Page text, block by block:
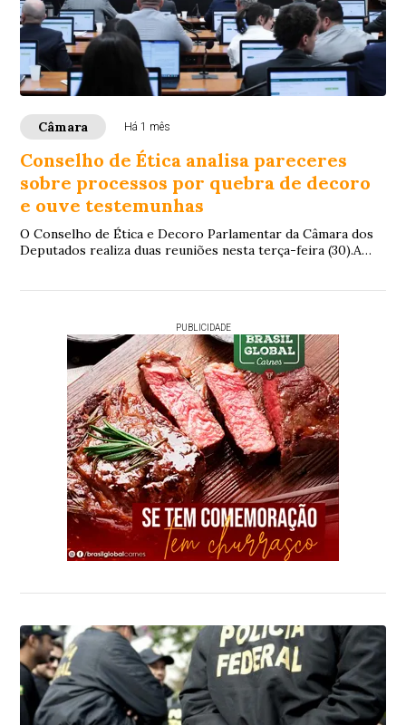
Câmara Há 1 mês
Conselho de Ética analisa pareceres
sobre processos por quebra de decoro
e ouve testemunhas
O Conselho de Ética e Decoro Parlamentar da Câmara dos
Deputados realiza duas reuniões nesta terça-feira (30).A
PUBLICIDADE